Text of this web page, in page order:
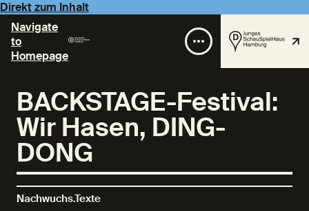
Direkt zum Inhalt
Navigate
to
Homepage
BACKSTAGE-Festival:
Wir Hasen, DING-
DONG
Nachwuchs.Texte